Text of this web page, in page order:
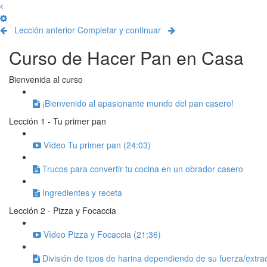
Lección anterior Completar y continuar
Curso de Hacer Pan en Casa
Bienvenida al curso
¡Bienvenido al apasionante mundo del pan casero!
Lección 1 - Tu primer pan
Vídeo Tu primer pan (24:03)
Trucos para convertir tu cocina en un obrador casero
Ingredientes y receta
Lección 2 - Pizza y Focaccia
Vídeo Pizza y Focaccia (21:36)
División de tipos de harina dependiendo de su fuerza/